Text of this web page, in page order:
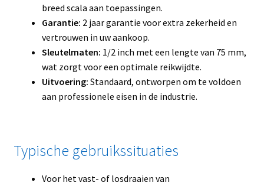
breed scala aan toepassingen.
Garantie: 2 jaar garantie voor extra zekerheid en
vertrouwen in uw aankoop.
Sleutelmaten: 1/2 inch met een lengte van 75 mm,
wat zorgt voor een optimale reikwijdte.
Uitvoering: Standaard, ontworpen om te voldoen
aan professionele eisen in de industrie.
Typische gebruikssituaties
Voor het vast- of losdraaien van